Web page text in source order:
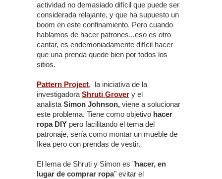
actividad no demasiado difícil que puede ser
considerada relajante, y que ha supuesto un
boom en este confinamiento. Pero cuando
hablamos de hacer patrones...eso es otro
cantar, es endemoniadamente difícil hacer
que una prenda quede bien por todos los
sitios.
Pattern Project, la iniciativa de la
investigadora Shruti Grover y el
analista Simon Johnson, viene a solucionar
este problema. Tiene como objetivo hacer
ropa DIY pero facilitando el tema del
patronaje, sería como montar un mueble de
Ikea pero con prendas de vestir.
El lema de Shruti y Simon es "hacer, en
lugar de comprar ropa" evitar el